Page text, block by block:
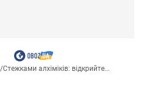
/Стежками алхіміків: відкрийте...